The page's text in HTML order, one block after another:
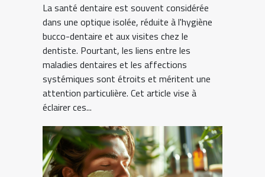
La santé dentaire est souvent considérée
dans une optique isolée, réduite à l'hygiène
bucco-dentaire et aux visites chez le
dentiste. Pourtant, les liens entre les
maladies dentaires et les affections
systémiques sont étroits et méritent une
attention particulière. Cet article vise à
éclairer ces...